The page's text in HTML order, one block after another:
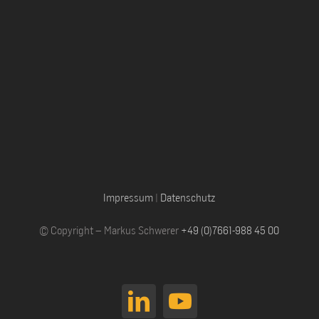
Impressum | Datenschutz
© Copyright – Markus Schwerer +49 (0)7661-988 45 00
LinkedInYouTube